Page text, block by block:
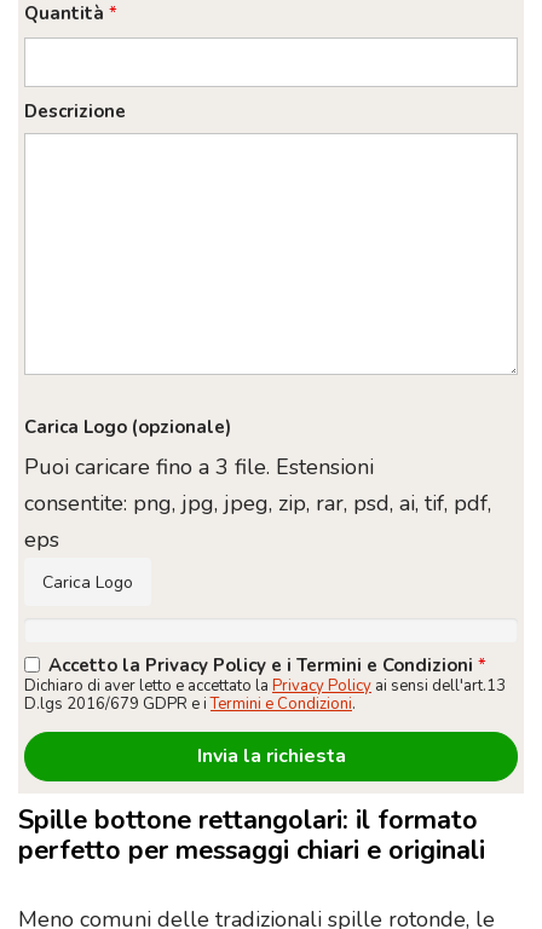
Quantità *
Descrizione
Carica Logo (opzionale)
Carica Logo
Puoi caricare fino a 3 file. Estensioni
consentite: png, jpg, jpeg, zip, rar, psd, ai, tif, pdf,
eps
Accetto la Privacy Policy e i Termini e Condizioni *
Dichiaro di aver letto e accettato la Privacy Policy ai sensi dell'art.13
D.lgs 2016/679 GDPR e iTermini e Condizioni.
Spille bottone rettangolari: il formato
perfetto per messaggi chiari e originali
Meno comuni delle tradizionali spille rotonde, le